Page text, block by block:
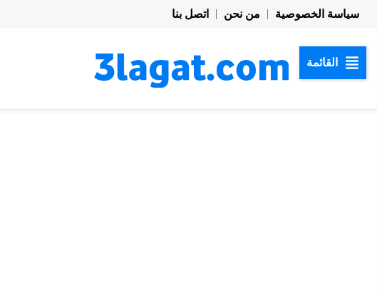
المحتوى
سياسة الخصوصية من نحن اتصل بنا
القائمة